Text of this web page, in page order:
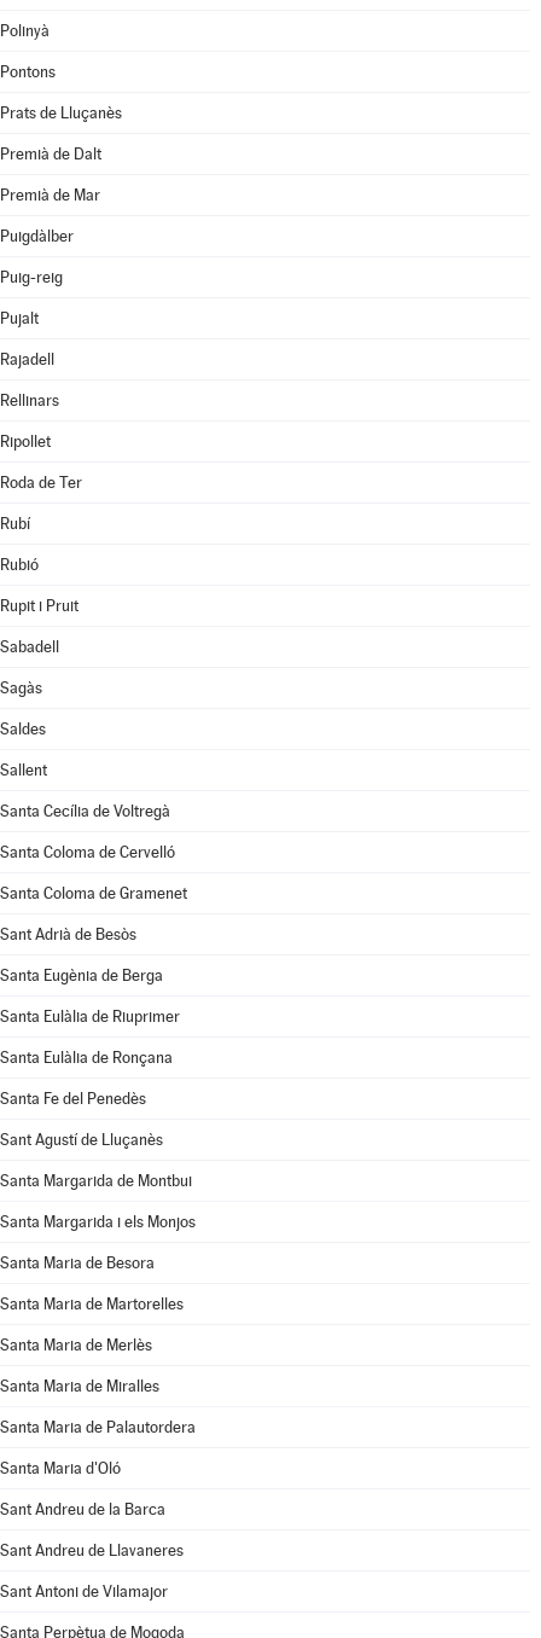
Polinyà
Pontons
Prats de Lluçanès
Premià de Dalt
Premià de Mar
Puigdàlber
Puig-reig
Pujalt
Rajadell
Rellinars
Ripollet
Roda de Ter
Rubí
Rubió
Rupit i Pruit
Sabadell
Sagàs
Saldes
Sallent
Santa Cecília de Voltregà
Santa Coloma de Cervelló
Santa Coloma de Gramenet
Sant Adrià de Besòs
Santa Eugènia de Berga
Santa Eulàlia de Riuprimer
Santa Eulàlia de Ronçana
Santa Fe del Penedès
Sant Agustí de Lluçanès
Santa Margarida de Montbui
Santa Margarida i els Monjos
Santa Maria de Besora
Santa Maria de Martorelles
Santa Maria de Merlès
Santa Maria de Miralles
Santa Maria de Palautordera
Santa Maria d'Oló
Sant Andreu de la Barca
Sant Andreu de Llavaneres
Sant Antoni de Vilamajor
Santa Perpètua de Mogoda